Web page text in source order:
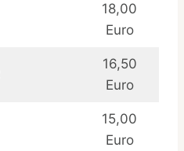
18,00
Euro
16,50
Euro
15,00
Euro